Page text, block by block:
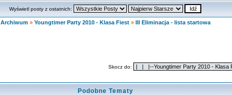
Wyświetl posty z ostatnich:
Archiwum » Youngtimer Party 2010 - Klasa Fiest » III Eliminacja - lista startowa
Skocz do:
Podobne Tematy